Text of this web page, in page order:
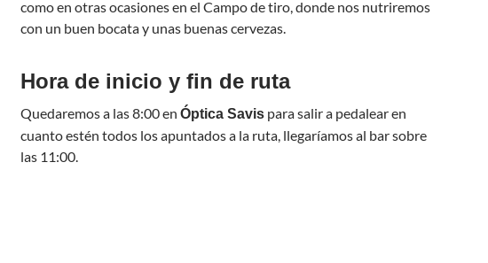
como en otras ocasiones en el Campo de tiro, donde nos nutriremos
con un buen bocata y unas buenas cervezas.
Hora de inicio y fin de ruta
Quedaremos a las 8:00 en Óptica Savis para salir a pedalear en
cuanto estén todos los apuntados a la ruta, llegaríamos al bar sobre
las 11:00.